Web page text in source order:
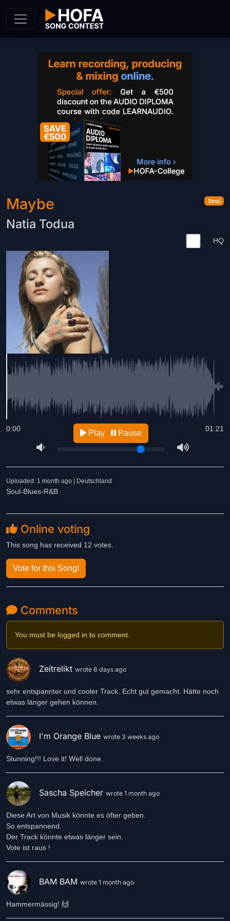
Soul
Maybe
Natia Todua
HQ
01:21
0:00 Play Pause
Uploaded: 1 month ago | Deutschland
Soul-Blues-R&B
Online voting
This song has received 12 votes.
Vote for this Song!
Comments
You must be logged in to comment.
Zeitrelikt wrote 6 days ago
sehr entspannter und cooler Track. Echt gut gemacht. Hätte noch
etwas länger gehen können.
I'm Orange Blue wrote 3 weeks ago
Stunning!!! Love it! Well done.
Sascha Speicher wrote 1 month ago
Diese Art von Musik könnte es öfter geben.
So entspannend.
Der Track könnte etwas länger sein.
Vote ist raus !
BAM BAM wrote 1 month ago
Hammermässig! 🙌